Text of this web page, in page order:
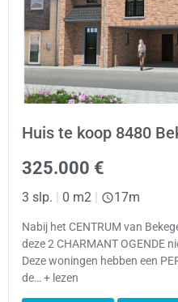
Huis te koop 8480
325.000 €
3 slp. | 0 m2 | 17m
Nabij het CENTRUM van
deze 2 CHARMANT OGENDE
Deze woningen hebben een
de… + lezen